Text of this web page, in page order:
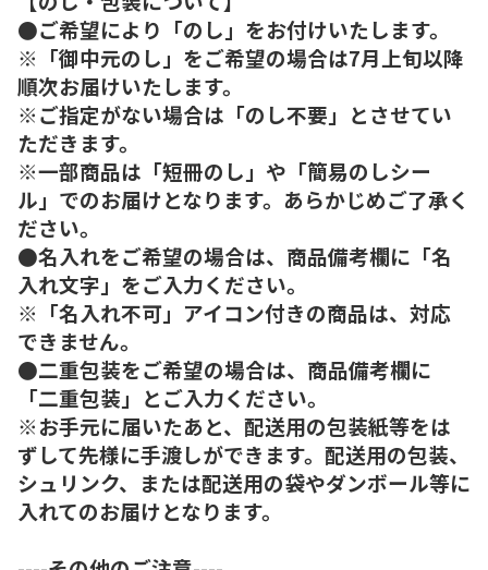
●ご希望により「のし」をお付けいたします。
※「御中元のし」をご希望の場合は7月上旬以降
順次お届けいたします。
※ご指定がない場合は「のし不要」とさせてい
ただきます。
※一部商品は「短冊のし」や「簡易のしシー
ル」でのお届けとなります。あらかじめご了承く
ださい。
●名入れをご希望の場合は、商品備考欄に「名
入れ文字」をご入力ください。
※「名入れ不可」アイコン付きの商品は、対応
できません。
●二重包装をご希望の場合は、商品備考欄に
「二重包装」とご入力ください。
※お手元に届いたあと、配送用の包装紙等をは
ずして先様に手渡しができます。配送用の包装、
シュリンク、または配送用の袋やダンボール等に
入れてのお届けとなります。